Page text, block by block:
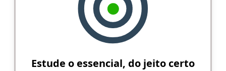
Estude o essencial, do jeito certo